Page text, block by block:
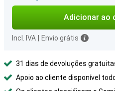
Adicionar ao
Incl. IVA Envio grátis
31 dias de devoluções
Apoio ao cliente disponível